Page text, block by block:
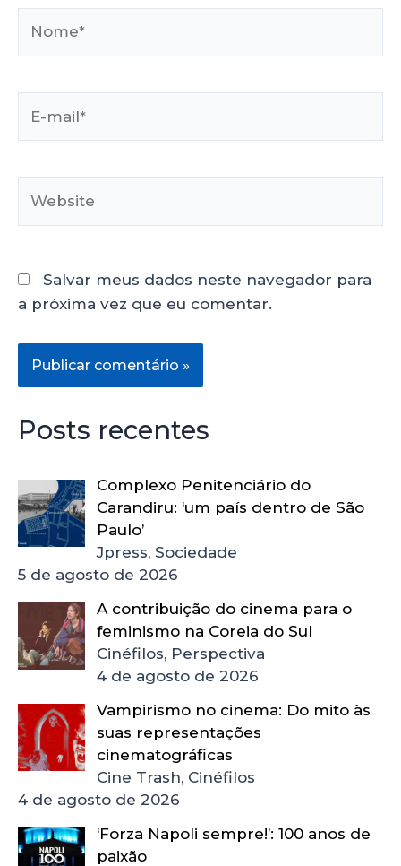
Salvar meus dados neste navegador para
a próxima vez que eu comentar.
Posts recentes
Complexo Penitenciário do
Carandiru: ‘um país dentro de São
Paulo’
Jpress, Sociedade
5 de agosto de 2026
A contribuição do cinema para o
feminismo na Coreia do Sul
Cinéfilos, Perspectiva
4 de agosto de 2026
Vampirismo no cinema: Do mito às
suas representações
cinematográficas
Cine Trash, Cinéfilos
4 de agosto de 2026
‘Forza Napoli sempre!’: 100 anos de
paixão